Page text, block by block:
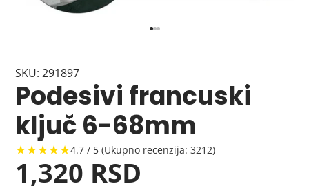
SKU: 291897
Podesivi francuski
ključ 6-68mm
★★★★★4.7 / 5 (Ukupno recenzija: 3212)
1,320 RSD